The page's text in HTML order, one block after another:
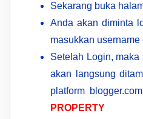
Sekarang buka
Anda akan diminta
masukkan
Setelah Login,
akan langsung
platform
PROPERTY